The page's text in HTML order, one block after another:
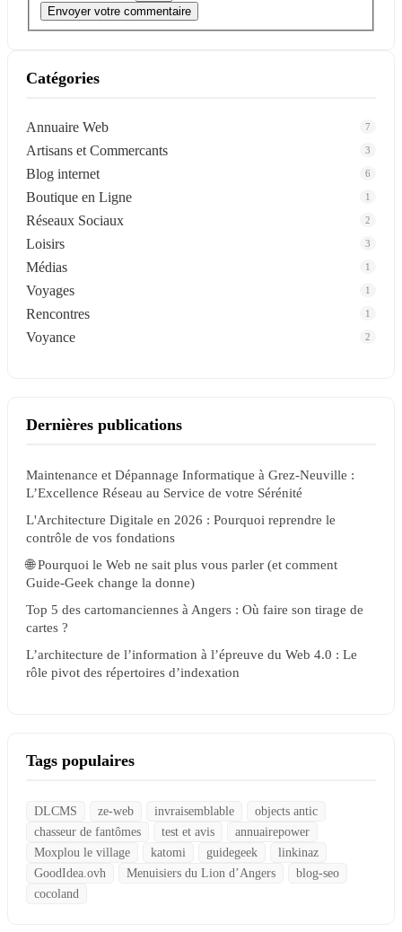
Catégories
Annuaire Web 7
Artisans et Commercants 3
Blog internet 6
Boutique en Ligne 1
Réseaux Sociaux 2
Loisirs 3
Médias 1
Voyages 1
Rencontres 1
Voyance 2
Dernières publications
Maintenance et Dépannage Informatique à Grez-Neuville :
L’Excellence Réseau au Service de votre Sérénité
L'Architecture Digitale en 2026 : Pourquoi reprendre le
contrôle de vos fondations
🌐 Pourquoi le Web ne sait plus vous parler (et comment
Guide-Geek change la donne)
Top 5 des cartomanciennes à Angers : Où faire son tirage de
cartes ?
L’architecture de l’information à l’épreuve du Web 4.0 : Le
rôle pivot des répertoires d’indexation
Tags populaires
DLCMS ze-web invraisemblable
objects antic
chasseur de fantômes
test et avis
annuairepower
Moxplou le village
katomi guidegeek
linkinaz
GoodIdea.ovh
Menuisiers du Lion d’Angers
blog-seo
cocoland